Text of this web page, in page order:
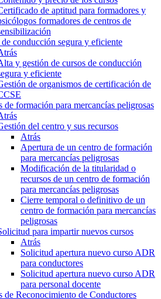
de aptitud para formadores y
formadores de centros de
conducción segura y eficiente
y gestión de cursos de conducción
y eficiente
de organismos de certificación de
de formación para mercancías peligrosas
del centro y sus recursos
Atrás
Apertura de un centro de formación
para mercancías peligrosas
Modificación de la titularidad o
recursos de un centro de formación
para mercancías peligrosas
Cierre temporal o definitivo de un
centro de formación para mercancías
peligrosas
para impartir nuevos cursos
Atrás
Solicitud apertura nuevo curso ADR
para conductores
Solicitud apertura nuevo curso ADR
para personal docente
de Reconocimiento de Conductores